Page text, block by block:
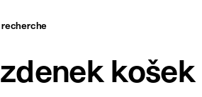
recherche
zdenek košek